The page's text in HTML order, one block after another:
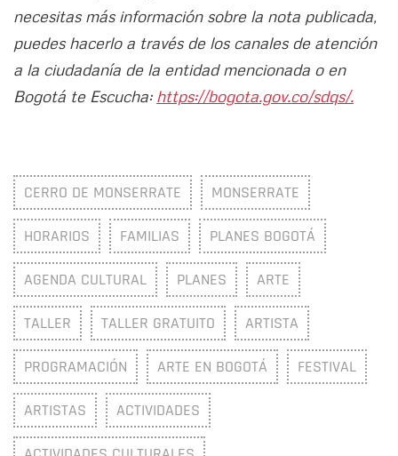
necesitas más información sobre la nota publicada,
puedes hacerlo a través de los canales de atención
a la ciudadanía de la entidad mencionada o en
Bogotá te Escucha: https://bogota.gov.co/sdqs/.
CERRO DE MONSERRATE MONSERRATE
HORARIOS FAMILIAS PLANES BOGOTÁ
AGENDA CULTURAL PLANES ARTE
TALLER TALLER GRATUITO ARTISTA
PROGRAMACIÓN ARTE EN BOGOTÁ FESTIVAL
ARTISTAS ACTIVIDADES